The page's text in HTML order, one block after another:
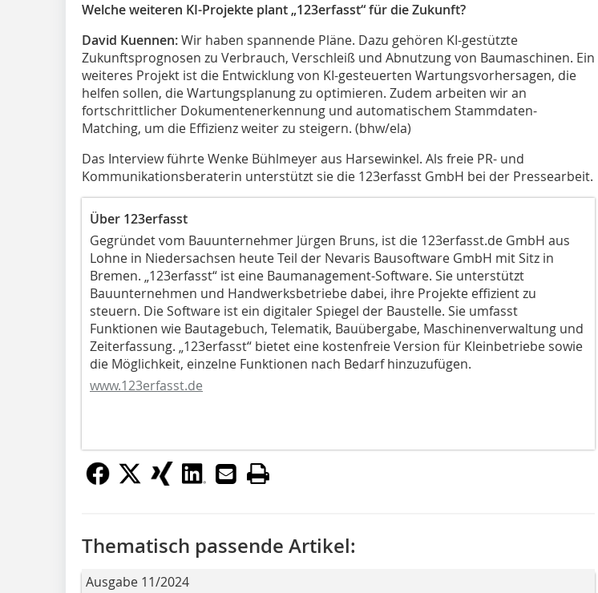
Welche weiteren KI-Projekte plant „123erfasst“ für die Zukunft?
David Kuennen:Wir haben spannende Pläne. Dazu gehören KI-gestützte
Zukunftsprognosen zu Verbrauch, Verschleiß und Abnutzung von Baumaschinen. Ein
weiteres Projekt ist die Entwicklung von KI-gesteuerten Wartungsvorhersagen, die
helfen sollen, die Wartungsplanung zu optimieren. Zudem arbeiten wir an
fortschrittlicher Dokumentenerkennung und automatischem Stammdaten-
Matching, um die Effizienz weiter zu steigern. (bhw/ela)
Das Interview führte Wenke Bühlmeyer aus Harsewinkel. Als freie PR- und
Kommunikationsberaterin unterstützt sie die 123erfasst GmbH bei der Pressearbeit.
Über 123erfasst
Gegründet vom Bauunternehmer Jürgen Bruns, ist die 123erfasst.de GmbH aus
Lohne in Niedersachsen heute Teil der Nevaris Bausoftware GmbH mit Sitz in
Bremen. „123erfasst“ ist eine Baumanagement-Software. Sie unterstützt
Bauunternehmen und Handwerksbetriebe dabei, ihre Projekte effizient zu
steuern. Die Software ist ein digitaler Spiegel der Baustelle. Sie umfasst
Funktionen wie Bautagebuch, Telematik, Bauübergabe, Maschinenverwaltung und
Zeiterfassung. „123erfasst“ bietet eine kostenfreie Version für Kleinbetriebe sowie
die Möglichkeit, einzelne Funktionen nach Bedarf hinzuzufügen.
www.123erfasst.de
Thematisch passende Artikel:
Ausgabe 11/2024